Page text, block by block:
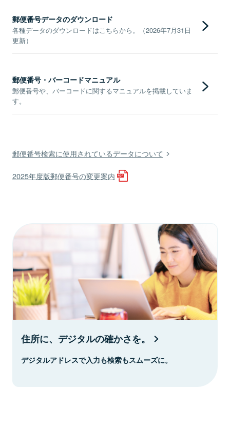
郵便番号データのダウンロード
各種データのダウンロードはこちらから。（2026年7月31日
更新）
郵便番号・バーコードマニュアル
郵便番号や、バーコードに関するマニュアルを掲載していま
す。
郵便番号検索に使用されているデータについて
2025年度版郵便番号の変更案内
住所に、デジタルの確かさを。
デジタルアドレスで入力も検索もスムーズに。